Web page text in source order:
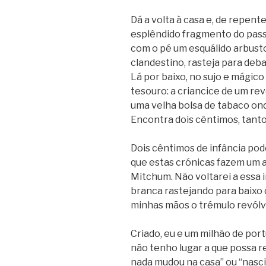
Dá a volta à casa e, de
esplêndido fragmento do
com o pé um esquálido
clandestino, rasteja para
Lá por baixo, no sujo e
tesouro: a criancice de um
uma velha bolsa de tabaco
Encontra dois cêntimos,
Dois cêntimos de infância
que estas crónicas fazem um
Mitchum. Não voltarei a essa
branca rastejando para baixo
minhas mãos o trémulo
Criado, eu e um milhão de
não tenho lugar a que possa
nada mudou na casa” ou